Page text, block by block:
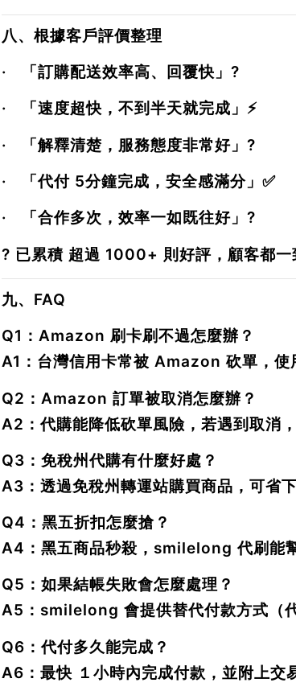
八、根據客戶評價整理
·
「訂購配送效率高、回覆快」?
·
「速度超快，不到半天就完成」⚡
·
「解釋清楚，服務態度非常好」?
·
「代付 5分鐘完成，安全感滿分」✅
·
「合作多次，效率一如既往好」?
? 已累積 超過 1000+ 則好評，顧客都一
九、FAQ
Q1：Amazon 刷卡刷不過怎麼辦？
A1：台灣信用卡常被 Amazon 砍單，
Q2：Amazon 訂單被取消怎麼辦？
A2：代購能降低砍單風險，若遇到取消
Q3：免稅州代購有什麼好處？
A3：透過免稅州轉運站購買商品，可省下
Q4：黑五折扣怎麼搶？
A4：黑五商品秒殺，smilelong 代刷能
Q5：如果結帳失敗會怎麼處理？
A5：smilelong 會提供替代付款方式（
Q6：代付多久能完成？
A6：最快 １小時內完成付款 ，並附上交